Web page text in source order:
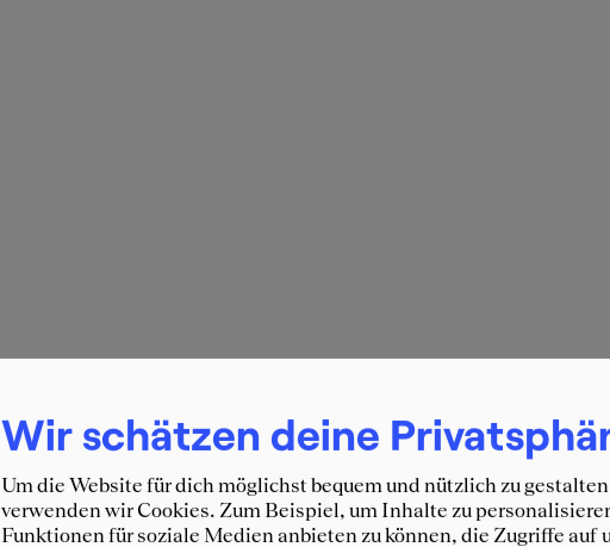
Wir schätzen deine
Um die Website für dich möglichst bequem und nützlich zu
verwenden wir Cookies. Zum Beispiel, um Inhalte zu
Funktionen für soziale Medien anbieten zu können, die Zugriffe auf